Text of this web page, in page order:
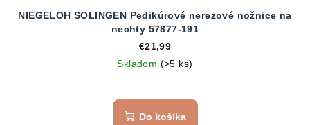
NIEGELOH SOLINGEN Pedikúrové nerezové nožnice na
nechty 57877-191
€21,99
Skladom (>5 ks)
Do košíka